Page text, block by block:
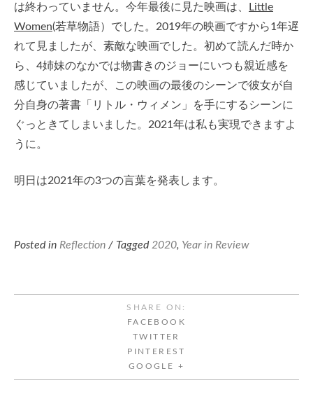
は終わっていません。今年最後に見た映画は、 Little
Women(若草物語）でした。2019年の映画ですから1年遅
れて見ましたが、素敵な映画でした。初めて読んだ時か
ら、4姉妹のなかでは物書きのジョーにいつも親近感を
感じていましたが、この映画の最後のシーンで彼女が自
分自身の著書「リトル・ウィメン」を手にするシーンに
ぐっときてしまいました。2021年は私も実現できますよ
うに。
明日は2021年の3つの言葉を発表します。
Posted in Reflection / Tagged 2020, Year in Review
SHARE ON:
FACEBOOK
TWITTER
PINTEREST
GOOGLE +